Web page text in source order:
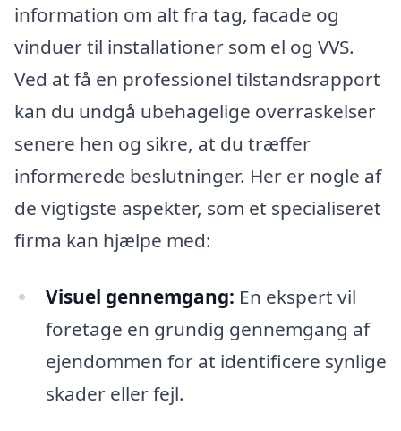
information om alt fra tag, facade og
vinduer til installationer som el og VVS.
Ved at få en professionel tilstandsrapport
kan du undgå ubehagelige overraskelser
senere hen og sikre, at du træffer
informerede beslutninger. Her er nogle af
de vigtigste aspekter, som et specialiseret
firma kan hjælpe med:
Visuel gennemgang: En ekspert vil
foretage en grundig gennemgang af
ejendommen for at identificere synlige
skader eller fejl.